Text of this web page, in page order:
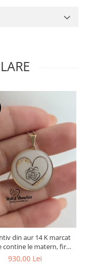
din aur 14 K marcat
contine le matern, fire
de par si foita aurie
930,00 Lei